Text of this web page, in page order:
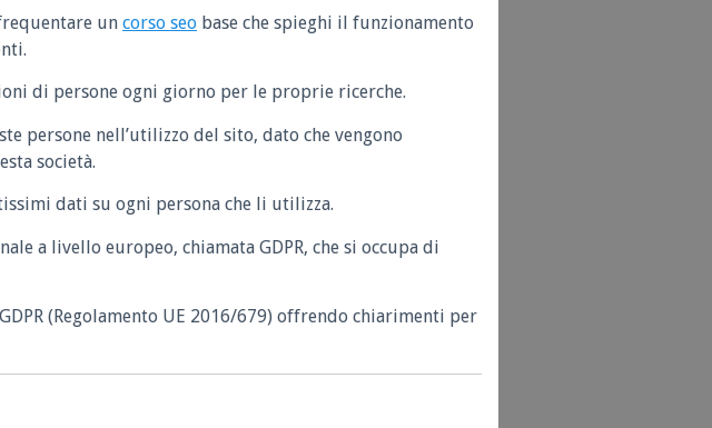
un corso seo base che spieghi il funzionamento
di persone ogni giorno per le proprie ricerche.
persone nell’utilizzo del sito, dato che vengono
società.
dati su ogni persona che li utilizza.
a livello europeo, chiamata GDPR, che si occupa di
(Regolamento UE 2016/679) offrendo chiarimenti per